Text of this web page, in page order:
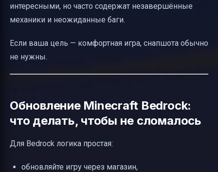
интересными, но часто содержат незавершённые
механики и неожиданные баги.
Если ваша цель — комфортная игра, снапшота обычно
не нужны.
Обновление Minecraft Bedrock:
что делать, чтобы не сломалось
Для Bedrock логика простая:
обновляйте игру через магазин,